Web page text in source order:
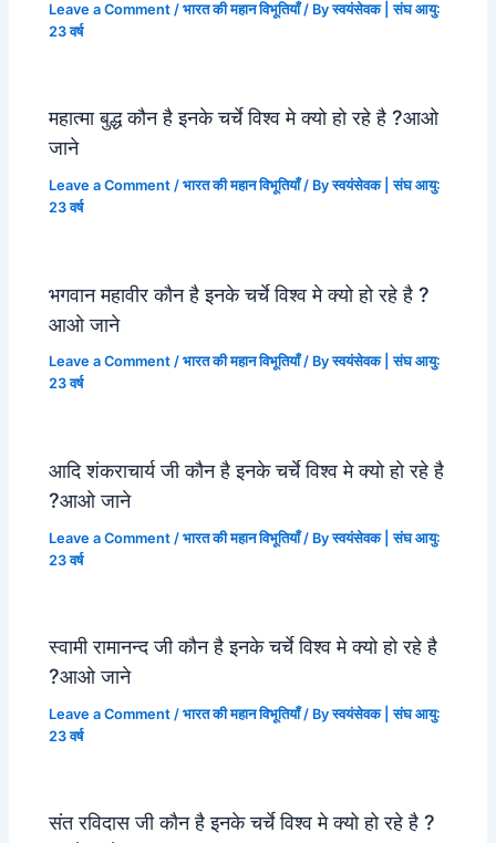
Leave a Comment /भारत की महान विभूतियाँ/ Byस्वयंसेवक | संघ आयु:
23 वर्ष
महात्मा बुद्ध कौन है इनके चर्चे विश्व मे क्यो हो रहे है ?आओ
जाने
Leave a Comment /भारत की महान विभूतियाँ/ Byस्वयंसेवक | संघ आयु:
23 वर्ष
भगवान महावीर कौन है इनके चर्चे विश्व मे क्यो हो रहे है ?
आओ जाने
Leave a Comment /भारत की महान विभूतियाँ/ Byस्वयंसेवक | संघ आयु:
23 वर्ष
आदि शंकराचार्य जी कौन है इनके चर्चे विश्व मे क्यो हो रहे है
?आओ जाने
Leave a Comment /भारत की महान विभूतियाँ/ Byस्वयंसेवक | संघ आयु:
23 वर्ष
स्वामी रामानन्द जी कौन है इनके चर्चे विश्व मे क्यो हो रहे है
?आओ जाने
Leave a Comment /भारत की महान विभूतियाँ/ Byस्वयंसेवक | संघ आयु:
23 वर्ष
संत रविदास जी कौन है इनके चर्चे विश्व मे क्यो हो रहे है ?